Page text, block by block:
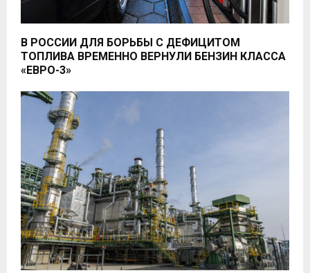
В РОССИИ ДЛЯ БОРЬБЫ С ДЕФИЦИТОМ
ТОПЛИВА ВРЕМЕННО ВЕРНУЛИ БЕНЗИН КЛАССА
«ЕВРО-3»